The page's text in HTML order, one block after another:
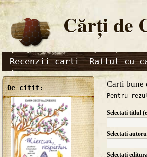
Cărţi de
Recenzii carti Raftul cu
De citit: Carti bune
Pentru
Selectati titlul
Selectati
Selectati editura